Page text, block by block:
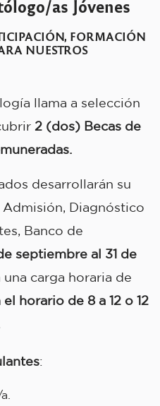
as Jóvenes
FORMACIÓN
NUESTROS
llama a selección
2 (dos) Becas de
desarrollarán su
Diagnóstico
Banco de
septiembre al 31 de
una carga horaria de
horario de 8 a 12 o 12
: